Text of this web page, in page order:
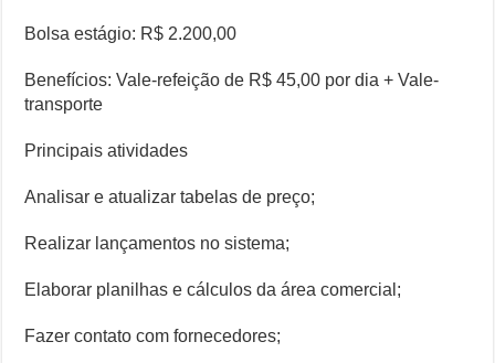
Bolsa estágio: R$ 2.200,00
Benefícios: Vale-refeição de R$ 45,00 por dia + Vale-
transporte
Principais atividades
Analisar e atualizar tabelas de preço;
Realizar lançamentos no sistema;
Elaborar planilhas e cálculos da área comercial;
Fazer contato com fornecedores;